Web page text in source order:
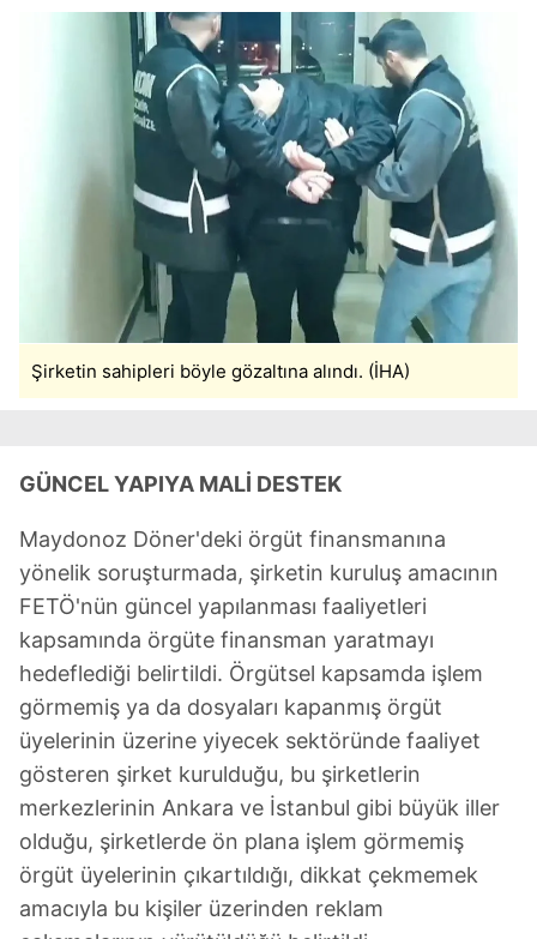
Şirketin sahipleri böyle gözaltına alındı. (İHA)
GÜNCEL YAPIYA MALİ DESTEK
Maydonoz Döner'deki örgüt finansmanına
yönelik soruşturmada, şirketin kuruluş amacının
FETÖ'nün güncel yapılanması faaliyetleri
kapsamında örgüte finansman yaratmayı
hedeflediği belirtildi. Örgütsel kapsamda işlem
görmemiş ya da dosyaları kapanmış örgüt
üyelerinin üzerine yiyecek sektöründe faaliyet
gösteren şirket kurulduğu, bu şirketlerin
merkezlerinin Ankara ve İstanbul gibi büyük iller
olduğu, şirketlerde ön plana işlem görmemiş
örgüt üyelerinin çıkartıldığı, dikkat çekmemek
amacıyla bu kişiler üzerinden reklam